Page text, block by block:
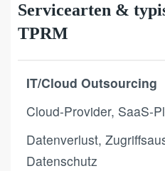
Servicearten &
TPRM
IT/Cloud Outsourcing
Cloud-Provider, SaaS-
Datenverlust,
Datenschutz